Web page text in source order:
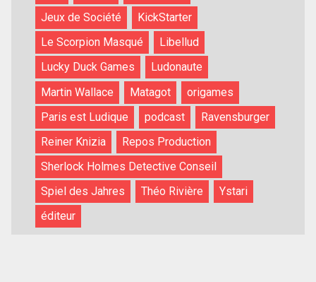
Jeux de Société
KickStarter
Le Scorpion Masqué
Libellud
Lucky Duck Games
Ludonaute
Martin Wallace
Matagot
origames
Paris est Ludique
podcast
Ravensburger
Reiner Knizia
Repos Production
Sherlock Holmes Detective Conseil
Spiel des Jahres
Théo Rivière
Ystari
éditeur